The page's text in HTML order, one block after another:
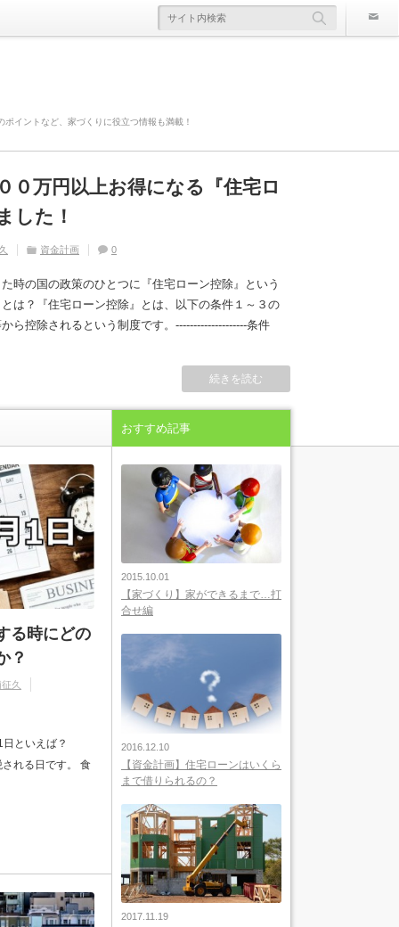
イントなど、家づくりに役立つ情報も満載！
０万円以上お得になる『住宅ロ
した！
資金計画 0
時の国の政策のひとつに『住宅ローン控除』という
は？『住宅ローン控除』とは、以下の条件１～３の
ら控除されるという制度です。--------------------条件
続きを読む
陥住宅』ならないように気を付
住宅の豆知識 家づくり
命は違う！？
住宅の豆知識
かる！？原因や対策は？
ライフスタイル
害や事故の時にどこまで補償さ
住宅の豆知識 家づくり
る時にどの
？
久
といえば？
れる日です。 食
おすすめ記事
2015.10.01
【家づくり】家ができるまで…打
合せ編
2016.12.10
【資金計画】住宅ローンはいくら
まで借りられるの？
2017.11.19